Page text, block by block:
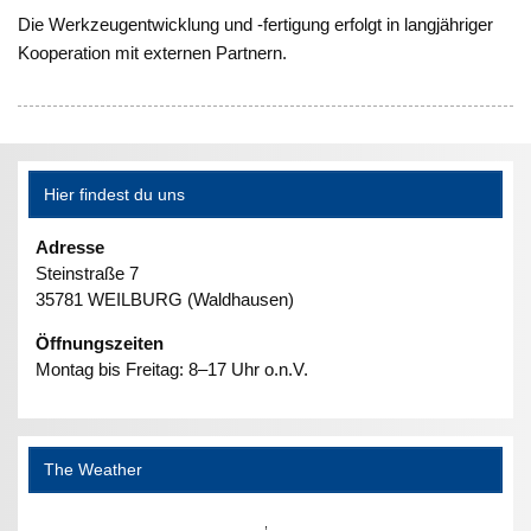
Die Werkzeugentwicklung und -fertigung erfolgt in langjähriger
Kooperation mit externen Partnern.
Hier findest du uns
Adresse
Steinstraße 7
35781 WEILBURG (Waldhausen)
Öffnungszeiten
Montag bis Freitag: 8–17 Uhr o.n.V.
The Weather